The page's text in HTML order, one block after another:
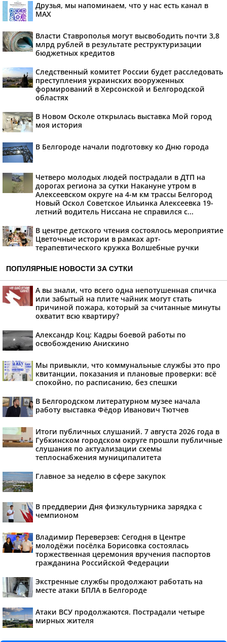
Друзья, мы напоминаем, что у нас есть канал в
МАХ
Власти Ставрополья могут высвободить почти 3,8
млрд рублей в результате реструктуризации
бюджетных кредитов
Следственный комитет России будет расследовать
преступления украинских вооруженных
формирований в Херсонской и Белгородской
областях
В Новом Осколе открылась выставка Мой город
моя история
В Белгороде начали подготовку ко Дню города
Четверо молодых людей пострадали в ДТП на
дорогах региона за сутки Накануне утром в
Алексеевском округе на 4-м км трассы Белгород
Новый Оскол Советское Ильинка Алексеевка 19-
летний водитель Ниссана не справился с...
В центре детского чтения состоялось мероприятие
Цветочные истории в рамках арт-
терапевтического кружка Волшебные ручки
ПОПУЛЯРНЫЕ НОВОСТИ ЗА СУТКИ
А вы знали, что всего одна непотушенная спичка
или забытый на плите чайник могут стать
причиной пожара, который за считанные минуты
охватит всю квартиру?
Александр Коц: Кадры боевой работы по
освобождению Анискино
Мы привыкли, что коммунальные службы это про
квитанции, показания и плановые проверки: всё
спокойно, по расписанию, без спешки
В Белгородском литературном музее начала
работу выставка Фёдор Иванович Тютчев
Итоги публичных слушаний. 7 августа 2026 года в
Губкинском городском округе прошли публичные
слушания по актуализации схемы
теплоснабжения муниципалитета
Главное за неделю в сфере закупок
В преддверии Дня физкультурника зарядка с
чемпионом
Владимир Переверзев: Сегодня в Центре
молодёжи посёлка Борисовка состоялась
торжественная церемония вручения паспортов
гражданина Российской Федерации
Экстренные службы продолжают работать на
месте атаки БПЛА в Белгороде
Атаки ВСУ продолжаются. Пострадали четыре
мирных жителя